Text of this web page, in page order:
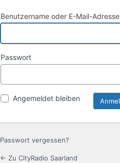
Benutzername oder E-Mail-Adresse
Passwort
Angemeldet bleiben
Passwort vergessen?
← Zu CityRadio Saarland